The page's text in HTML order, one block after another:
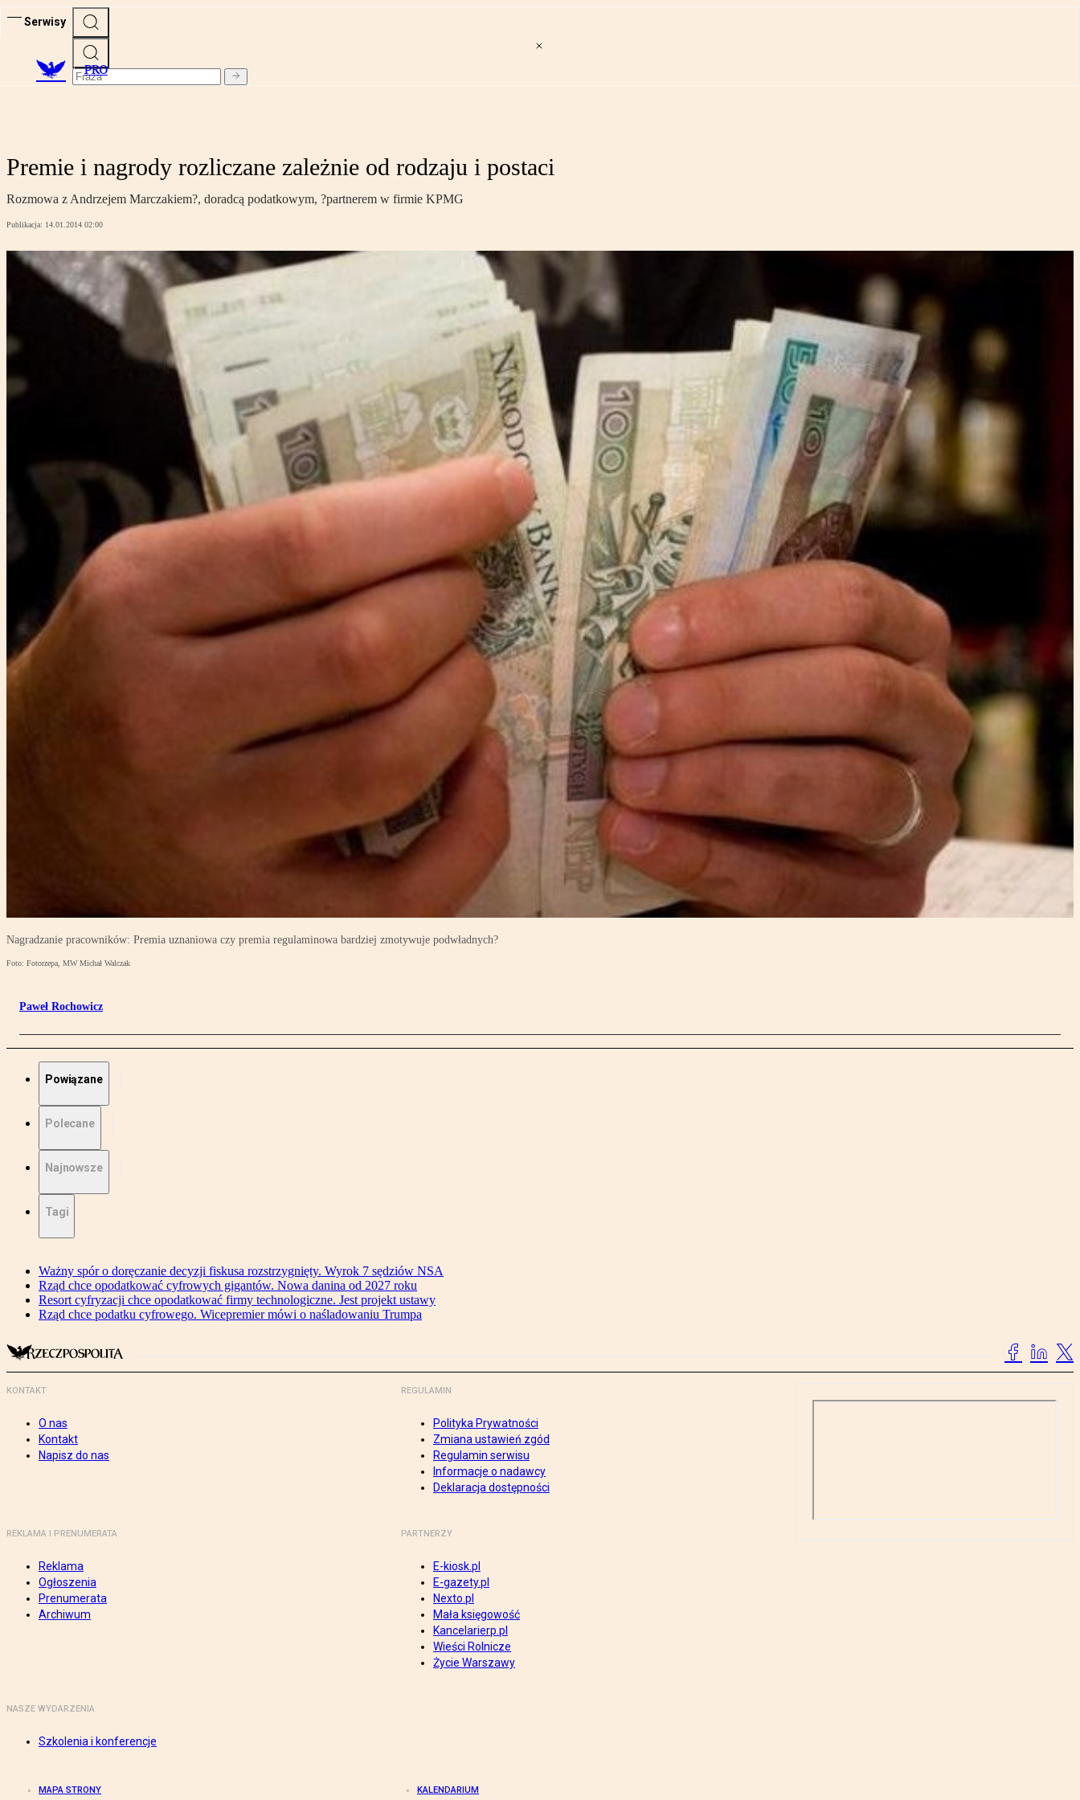
Serwisy
PRO
Premie i nagrody rozliczane zależnie od rodzaju i postaci
Rozmowa z Andrzejem Marczakiem?, doradcą podatkowym, ?partnerem w firmie KPMG
Publikacja: 14.01.2014 02:00
Nagradzanie pracowników: Premia uznaniowa czy premia regulaminowa bardziej zmotywuje podwładnych?
Foto: Fotorzepa, MW Michał Walczak
Paweł Rochowicz
Powiązane
Polecane
Najnowsze
Tagi
Ważny spór o doręczanie decyzji fiskusa rozstrzygnięty. Wyrok 7 sędziów NSA
Rząd chce opodatkować cyfrowych gigantów. Nowa danina od 2027 roku
Resort cyfryzacji chce opodatkować firmy technologiczne. Jest projekt ustawy
Rząd chce podatku cyfrowego. Wicepremier mówi o naśladowaniu Trumpa
KONTAKT
O nas
Kontakt
Napisz do nas
REGULAMIN
Polityka Prywatności
Zmiana ustawień zgód
Regulamin serwisu
Informacje o nadawcy
Deklaracja dostępności
REKLAMA I PRENUMERATA
Reklama
Ogłoszenia
Prenumerata
Archiwum
PARTNERZY
E-kiosk.pl
E-gazety.pl
Nexto.pl
Mała księgowość
Kancelarierp.pl
Wieści Rolnicze
Życie Warszawy
NASZE WYDARZENIA
Szkolenia i konferencje
MAPA STRONY KALENDARIUM